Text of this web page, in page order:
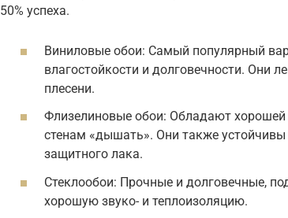
50% успеха.
Виниловые обои: Самый популярный
влагостойкости и долговечности. Они
плесени.
Флизелиновые обои: Обладают
стенам «дышать». Они также устойчивы
защитного лака.
Стеклообои: Прочные и долговечные,
хорошую звуко- и теплоизоляцию.